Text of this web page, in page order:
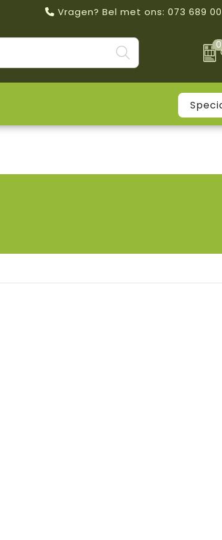
Vragen? Bel met ons: 073 689 00
0